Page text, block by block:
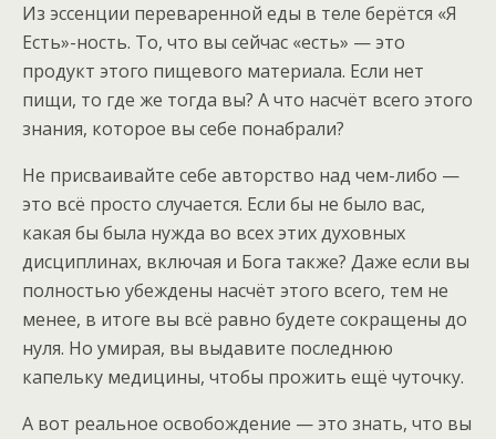
Из эссенции переваренной еды в теле берётся «Я
Есть»-ность. То, что вы сейчас «есть» — это
продукт этого пищевого материала. Если нет
пищи, то где же тогда вы? А что насчёт всего этого
знания, которое вы себе понабрали?
Не присваивайте себе авторство над чем-либо —
это всё просто случается. Если бы не было вас,
какая бы была нужда во всех этих духовных
дисциплинах, включая и Бога также? Даже если вы
полностью убеждены насчёт этого всего, тем не
менее, в итоге вы всё равно будете сокращены до
нуля. Но умирая, вы выдавите последнюю
капельку медицины, чтобы прожить ещё чуточку.
А вот реальное освобождение — это знать, что вы